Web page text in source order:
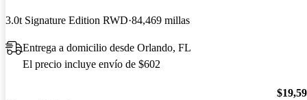
3.0t Signature Edition RWD 84,469 millas
Entrega a domicilio desde Orlando, FL
El precio incluye envío de $602